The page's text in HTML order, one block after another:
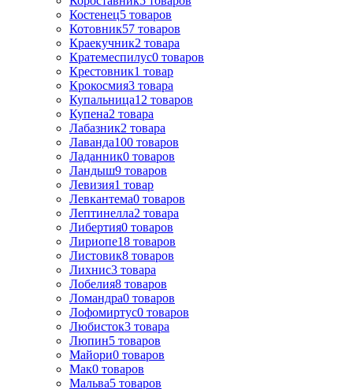
Костенец5 товаров
Котовник57 товаров
Краекучник2 товара
Кратемеспилус0 товаров
Крестовник1 товар
Крокосмия3 товара
Купальница12 товаров
Купена2 товара
Лабазник2 товара
Лаванда100 товаров
Ладанник0 товаров
Ландыш9 товаров
Левизия1 товар
Левкантема0 товаров
Лептинелла2 товара
Либертия0 товаров
Лириопе18 товаров
Листовик8 товаров
Лихнис3 товара
Лобелия8 товаров
Ломандра0 товаров
Лофомиртус0 товаров
Любисток3 товара
Люпин5 товаров
Майори0 товаров
Мак0 товаров
Мальва5 товаров